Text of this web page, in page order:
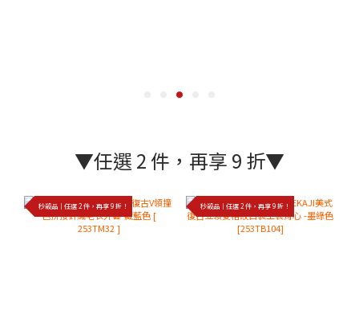
▼任選 2 件，再享 9 折▼
秒殺品｜任選 2 件，再享 9 折！ 秒殺品｜任選 2 件，再享 9 折！